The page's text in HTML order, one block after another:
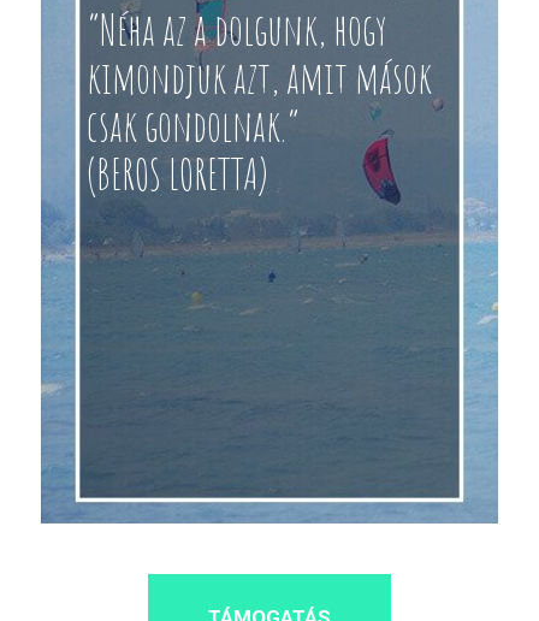
“Néha az a dolgunk, hogy
kimondjuk azt, amit mások
csak gondolnak.”
(BEROS LORETTA)